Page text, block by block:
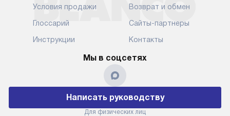
Условия продажи
Глоссарий
Инструкции
Возврат и обмен
Сайты-партнеры
Контакты
Мы в соцсетях
Написать руководству
Для физических лиц